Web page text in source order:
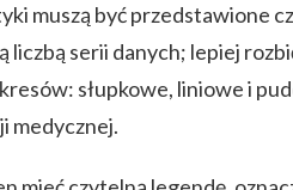
muszą być przedstawione
liczbą serii danych; lepiej
słupkowe, liniowe i
medycznej.